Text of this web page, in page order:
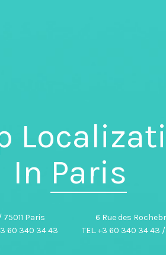
In Paris
Paris
3 60 340 34 43
6 Rue des
TEL. +3 60 340 34 43